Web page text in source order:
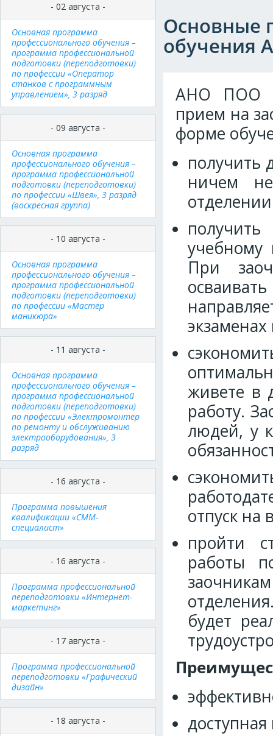
- 02 августа -
Основная программа
профессионального обучения –
программа профессиональной
подготовки (переподготовки)
по профессии «Оператор
станков с программным
управлением», 3 разряд
- 09 августа -
Основная программа
профессионального обучения –
программа профессиональной
подготовки (переподготовки)
по профессии «Швея», 3 разряд
(воскресная группа)
- 10 августа -
Основная программа
профессионального обучения –
программа профессиональной
подготовки (переподготовки)
по профессии «Мастер
маникюра»
- 11 августа -
Основная программа
профессионального обучения –
программа профессиональной
подготовки (переподготовки)
по профессии «Электромонтер
по ремонту и обслуживанию
электрооборудования», 3
разряд
- 16 августа -
Программа повышения
квалификации «СММ-
специалист»
- 16 августа -
Программа профессиональной
переподготовки «Интернет-
маркетинг»
- 17 августа -
Программа профессиональной
переподготовки «Графический
дизайн»
- 18 августа -
Основные
обучения
АНО ПОО
прием на
форме
получить
ничем
учебному
При
экзаменах
живете в
работу.
людей, у
отпуск на
пройти
работы
будет